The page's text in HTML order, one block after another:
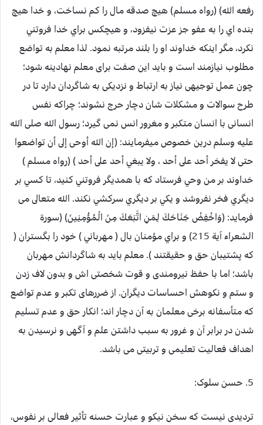
رفعه الله) (رواه مسلم) هيچ صدقه مال را کم نساخت، و خدا هيچ
بنده اي را به عفو جز عزت نيفزود، و هيچکس براي خدا فروتني
نکرد، مگر اينکه خداوند او را بلند مرتبه نمود. لذا معلم به تواضع
مطلوب نیازمند است و باید این صفت برای معلم نهادینه شود؛
چون عمل توجیهی نیاز به ارتباط و نزدیکی به شاگردان دارد تا در
طرح سوالات و مشکلات شان دچار حرج نشوند؛ چراکه نفس
انسانی با انسان متکبر و مغرور انس نمی گیرد؛ رسول الله صلی الله
علیه وسلم درین خصوص میفرمایند: (إن الله أوحى إلى أن تواضعوا
حتى لا يفخر أحد على أحد ، ولا يبغي أحد على أحد ) (رواه مسلم )
خداوند بر من وحي فرستاد که با همديگر فروتني کنيد، تا کسي بر
ديگري فخر نفروشد و يکي بر ديگري سرکشي نکند. الله متعالى می
فرماید: (وَاخْفِضْ جَنَاحَكَ لِمَنِ اتَّبَعَكَ مِنَ الْمُؤْمِنِينَ) (سورة
الشعراء آية 215) و براي مؤمنان بال ( مهرباني ) خود را بگستران (
كه پشتيبان حق و حقيقتند ). معلم باید به شاگردانش مهربان
باشد؛ اما با حفظ نیرومندی و قوت شخصتی اش و بدون لاف زدن
و ستم و نکوهش احساسات دیگران. از ضررهای تکبر و عدم تواضع
که متأسفانه برخی معلمان به آن دچار اند؛ انکار حق و عدم تسلیم
شدن در برابر آن و غرور به سبب داشتن علم و آگهی و نرسیدن به
اهداف فعالیت تعلیمی و تربیتی می باشد.
5. حسن سلوک:
تردیدی نیست که سخن نیکو و عبارت حسنه تأثیر فعالی بر نفوس،